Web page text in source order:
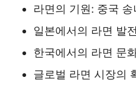
라면의 기원: 중국
일본에서의 라면 발
한국에서의 라면 문
글로벌 라면 시장의